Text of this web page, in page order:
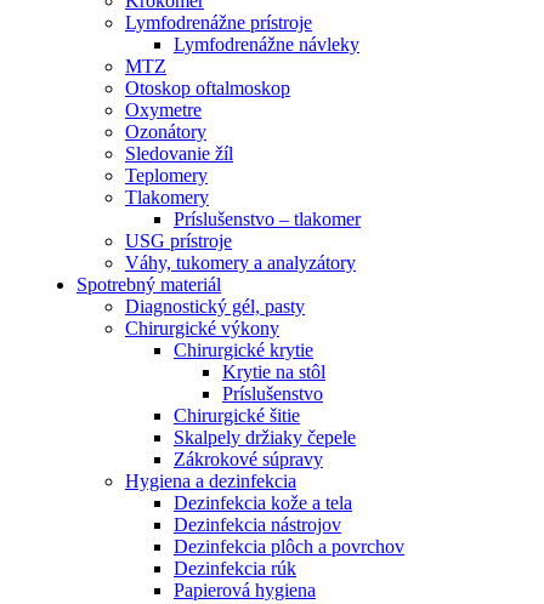
Lymfodrenážne prístroje
Lymfodrenážne návleky
MTZ
Otoskop oftalmoskop
Oxymetre
Ozonátory
Sledovanie žíl
Teplomery
Tlakomery
Príslušenstvo – tlakomer
USG prístroje
Váhy, tukomery a analyzátory
Spotrebný materiál
Diagnostický gél, pasty
Chirurgické výkony
Chirurgické krytie
Krytie na stôl
Príslušenstvo
Chirurgické šitie
Skalpely držiaky čepele
Zákrokové súpravy
Hygiena a dezinfekcia
Dezinfekcia kože a tela
Dezinfekcia nástrojov
Dezinfekcia plôch a povrchov
Dezinfekcia rúk
Papierová hygiena